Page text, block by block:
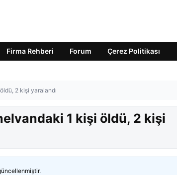
Firma Rehberi Forum Çerez Politikası
2 kişi yaralandı
1 kişi öldü, 2 kişi